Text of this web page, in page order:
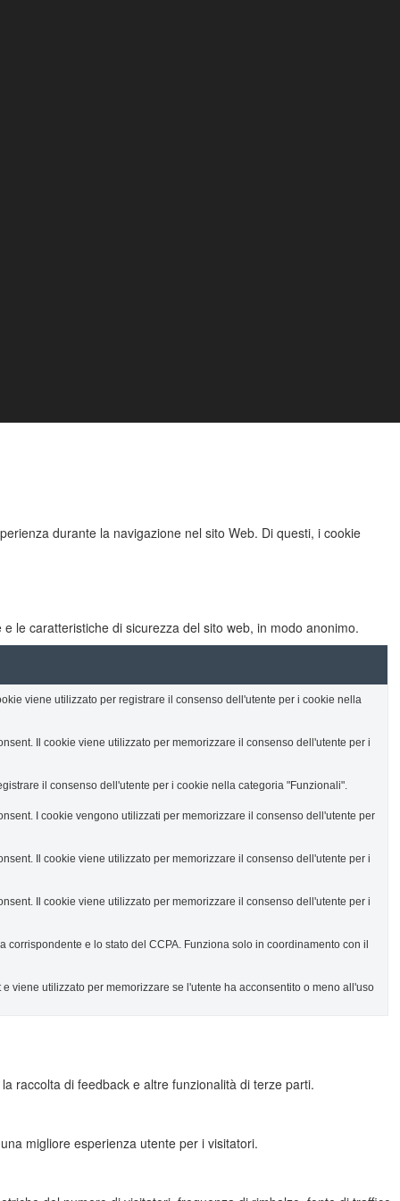
durante la navigazione nel sito Web. Di questi, i cookie
le caratteristiche di sicurezza del sito web, in modo anonimo.
viene utilizzato per registrare il consenso dell'utente per i cookie nella
Il cookie viene utilizzato per memorizzare il consenso dell'utente per i
il consenso dell'utente per i cookie nella categoria "Funzionali".
I cookie vengono utilizzati per memorizzare il consenso dell'utente per
Il cookie viene utilizzato per memorizzare il consenso dell'utente per i
Il cookie viene utilizzato per memorizzare il consenso dell'utente per i
e lo stato del CCPA. Funziona solo in coordinamento con il
viene utilizzato per memorizzare se l'utente ha acconsentito o meno all'uso
raccolta di feedback e altre funzionalità di terze parti.
migliore esperienza utente per i visitatori.